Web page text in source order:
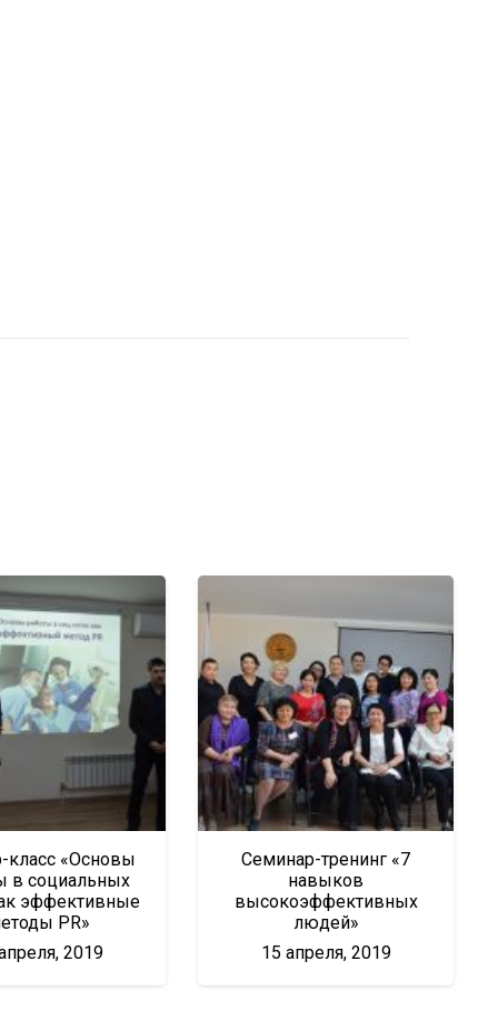
класс «Основы
в социальных
эффективные
PR»
2019
Семинар-тренинг «7
навыков
высокоэффективных
людей»
15 апреля, 2019